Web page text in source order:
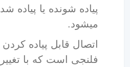
پیاده شونده یا پیاده
میشود.
اتصال قابل پیاده
فلنجی است که با